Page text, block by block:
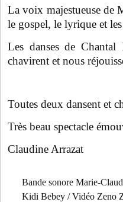
La voix majestueuse de
le gospel, le lyrique et
Les danses de
chavirent et nous
Toutes deux dansent et
Très beau spectacle
Claudine Arrazat
Bande sonore Marie-
Kidi Bebey / Vidéo Zeno